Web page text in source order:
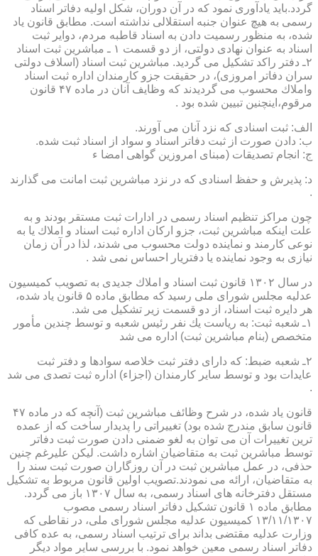
گردد.باید یادآوری نمود كه در آن دوران، شكل اولیه دفاتر اسناد
رسمی به هیچ عنوان جنبه استقلالی نداشته است. مطابق قانون یاد
شده، به منظور رسمیت دادن به اسناد قاطبه مردم، دوایر ثبت
اسناد به عنوان نهادی دولتی، از دو قسمت ۱ ـ مباشرین ثبت اسناد
۲ـ دفتر راكد تشكیل می گردید. مباشرین ثبت اسناد (اسلاف دولتی
سران دفاتر امروزی)، در حقیقت جزو كارمندان اداره ثبت اسناد
واملاك محسوب می گردیدند كه وظایف آنان در ماده ۴۷ قانون
مرقوم،اینچنین تبیین شده بود .
الف: ثبت اسنادی كه نزد آنان می آورند.
ب: دادن صورت از ثبت دفاتر اسناد و سواد از اسناد ثبت شده.
ج: انجام تصدیقات (مبنای امروزین گواهی امضا ء
د: پذیرش و حفظ اسنادی كه در نزد مباشرین ثبت امانت می گذارند
.
چون مراكز تنظیم اسناد رسمی در ادارات ثبت مستقر بودند و به
علت اینكه مباشرین ثبت، جزو اركان اداره ثبت اسناد و املاك یا به
نوعی كارمند و نماینده دولت محسوب می شدند، لذا در آن زمان
نیازی به وجود نماینده یا دفتریار احساس نمی شد .
در سال ۱۳۰۲ قانون ثبت اسناد و املاك جدیدی به تصویب كمیسیون
عدلیه مجلس شورای ملی رسید كه مطابق ماده ۵ قانون یاد شده،
هر دایره ثبت اسناد، از دو قسمت زیر تشكیل می شد.
۱ـ شعبه ثبت: به ریاست یك نفر رئیس شعبه و توسط چندین مأمور
متخصص (بنام مباشرین ثبت) اداره می شد
۲ـ شعبه ضبط: كه دارای دفتر ثبت خلاصه سوادها و دفتر ثبت
عایدات بود و توسط سایر كارمندان (اجزاء) اداره ثبت تصدی می شد
.
قانون یاد شده، در شرح وظائف مباشرین ثبت (آنچه كه در ماده ۴۷
قانون سابق مندرج شده بود) تغییراتی را پدیدار ساخت كه از عمده
ترین تغییرات آن می توان به لغو ضمنی دادن صورت ثبت دفاتر
توسط مباشرین ثبت به متقاضیان اشاره داشت. لیكن علیرغم چنین
حذفی، در عمل مباشرین ثبت در آن روزگاران صورت ثبت سند را
به متقاضیان، ارائه می نمودند.تصویب اولین قانون مربوط به تشكیل
مستقل دفترخانه های اسناد رسمی، به سال ۱۳۰۷ باز می گردد.
مطابق ماده ۱ قانون تشكیل دفاتر اسناد رسمی مصوب
۱۳/۱۱/۱۳۰۷ كمیسیون عدلیه مجلس شورای ملی، در نقاطی كه
وزارت عدلیه مقتضی بداند برای ترتیب اسناد رسمی، به عده كافی
دفاتر اسناد رسمی معین خواهد نمود. با بررسی سایر مواد دیگر